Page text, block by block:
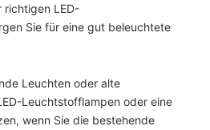
richtigen LED-
Sie für eine gut beleuchtete
Leuchten oder alte
Leuchtstofflampen oder eine
wenn Sie die bestehende